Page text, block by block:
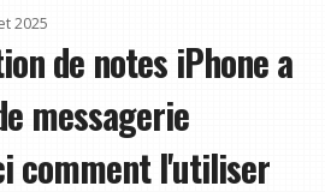
2025
de notes iPhone a
messagerie
comment l'utiliser